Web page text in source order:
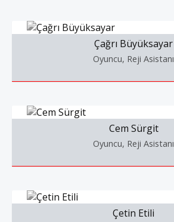
Çağrı Büyüksayar
Oyuncu, Reji Asistanı
Cem Sürgit
Oyuncu, Reji Asistanı
Çetin Etili